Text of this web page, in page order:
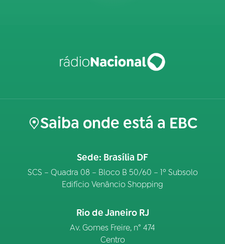
Saiba onde está a EBC
Sede: Brasília DF
SCS – Quadra 08 – Bloco B 50/60 – 1º Subsolo
Edifício Venâncio Shopping
Rio de Janeiro RJ
Av. Gomes Freire, n° 474
Centro